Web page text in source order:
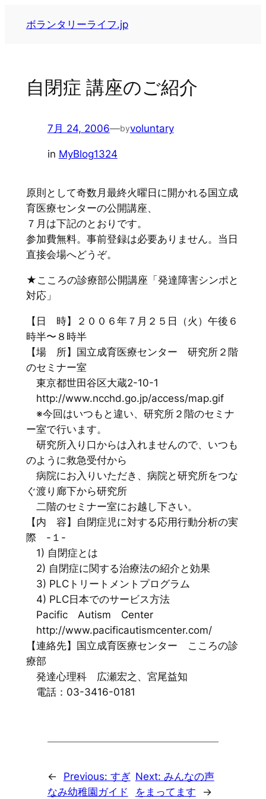
ボランタリーライフ.jp
自閉症 講座のご紹介
7月 24, 2006—byvoluntary
in MyBlog1324
原則として奇数月最終火曜日に開かれる国立成
育医療センターの公開講座、
７月は下記のとおりです。
参加費無料。事前登録は必要ありません。当日
直接会場へどうぞ。
★こころの診療部公開講座「発達障害シンポと
対応」
【日 時】２００６年７月２５日（火）午後６
時半〜８時半
【場 所】国立成育医療センター 研究所２階
のセミナー室
東京都世田谷区大蔵2-10-1
http://www.ncchd.go.jp/access/map.gif
※今回はいつもと違い、研究所２階のセミナ
ー室で行います。
研究所入り口からは入れませんので、いつも
のように救急受付から
病院にお入りいただき、病院と研究所をつな
ぐ渡り廊下から研究所
二階のセミナー室にお越し下さい。
【内 容】自閉症児に対する応用行動分析の実
際 -１-
1) 自閉症とは
2) 自閉症に関する治療法の紹介と効果
3) PLCトリートメントプログラム
4) PLC日本でのサービス方法
Pacific Autism Center
http://www.pacificautismcenter.com/
【連絡先】国立成育医療センター こころの診
療部
発達心理科 広瀬宏之、宮尾益知
電話：03-3416-0181
← Previous: すぎ
なみ幼稚園ガイド
Next: みんなの声
をまってます
→